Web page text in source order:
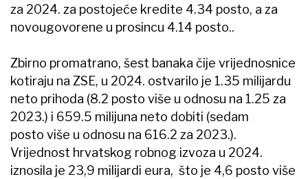
za 2024. za postojeće kredite 4.34 posto, a za
novougovorene u prosincu 4.14 posto..
Zbirno promatrano, šest banaka čije vrijednosnice
kotiraju na ZSE, u 2024. ostvarilo je 1.35 milijardu
neto prihoda (8.2 posto više u odnosu na 1.25 za
2023.) i 659.5 milijuna neto dobiti (sedam
posto više u odnosu na 616.2 za 2023.).
Vrijednost hrvatskog robnog izvoza u 2024.
iznosila je 23,9 milijardi eura, što je 4,6 posto više